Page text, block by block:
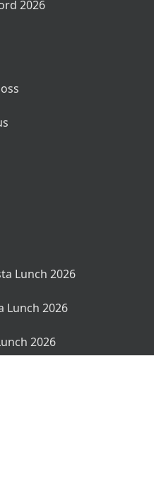
2026
Lunch 2026
Lunch 2026
2026